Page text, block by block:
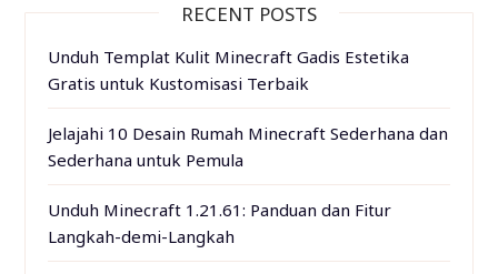
RECENT POSTS
Unduh Templat Kulit Minecraft Gadis Estetika
Gratis untuk Kustomisasi Terbaik
Jelajahi 10 Desain Rumah Minecraft Sederhana dan
Sederhana untuk Pemula
Unduh Minecraft 1.21.61: Panduan dan Fitur
Langkah-demi-Langkah